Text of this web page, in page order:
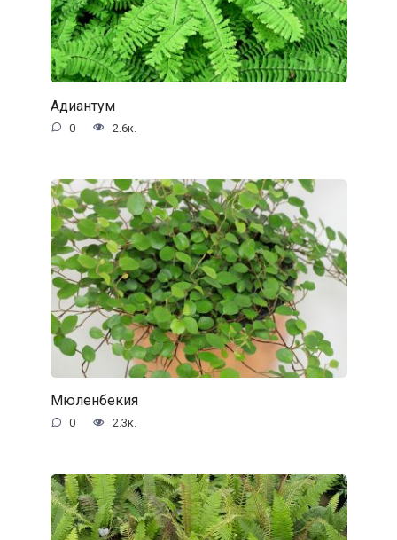
Адиантум
0 2.6к.
Мюленбекия
0 2.3к.